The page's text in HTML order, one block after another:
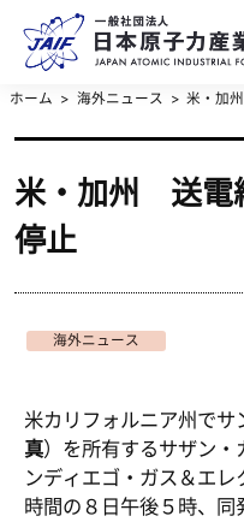
ホーム 海外ニュース 米・加
米・加州 送電
停止
海外ニュース
米カリフォルニア州で
真）を所有するサザン・
ンディエゴ・ガス＆エ
時間の８日午後５時、同